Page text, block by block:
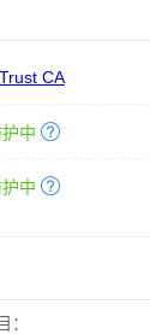
CA
护中
护中